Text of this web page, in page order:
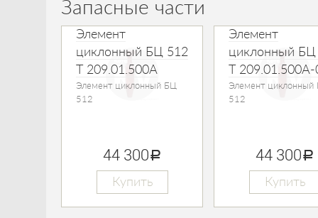
Запасные части
Элемент
циклонный БЦ 512
Т 209.01.500А
Элемент циклонный БЦ
512
44 300руб.
Купить
Элемент
циклонный БЦ
Т
Элемент циклонный
512
44 300руб.
Купить